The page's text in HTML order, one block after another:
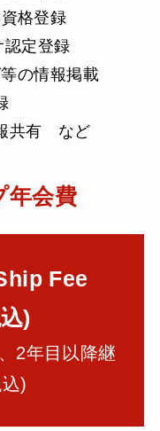
格登録
認定登録
の情報掲載
共有 など
年会費
Fee
)
2年目以降継
)